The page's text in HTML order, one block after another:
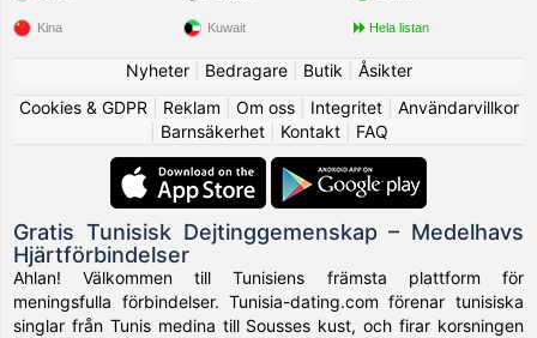
Kina Kuwait Hela listan
Nyheter| Bedragare| Butik
Åsikter
Cookies & GDPR
Reklam Om oss| Integritet| Användarvillkor
Barnsäkerhet| Kontakt| FAQ
Gratis Tunisisk Dejtinggemenskap – Medelhavs
Hjärtförbindelser
Ahlan! Välkommen till Tunisiens främsta plattform för
meningsfulla förbindelser. Tunisia-dating.com förenar tunisiska
singlar från Tunis medina till Sousses kust, och firar korsningen